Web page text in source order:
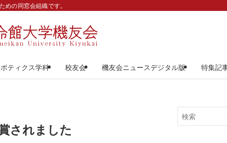
の同窓会組織です。
ティクス学科 校友会 機友会ニュースデジタル版 特集記
されました